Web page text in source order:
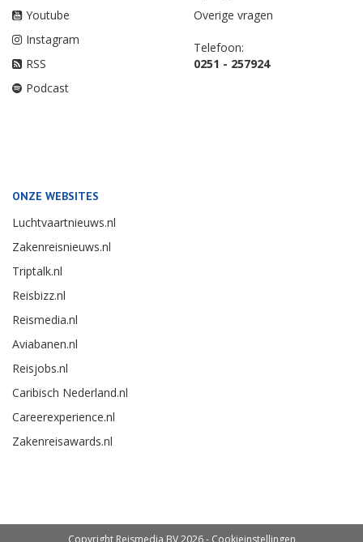
Youtube
Instagram
RSS
Podcast
Overige vragen
Telefoon:
0251 - 257924
ONZE WEBSITES
Luchtvaartnieuws.nl
Zakenreisnieuws.nl
Triptalk.nl
Reisbizz.nl
Reismedia.nl
Aviabanen.nl
Reisjobs.nl
Caribisch Nederland.nl
Careerexperience.nl
Zakenreisawards.nl
Copyright Reismedia BV 2026 - Cookieinstellingen